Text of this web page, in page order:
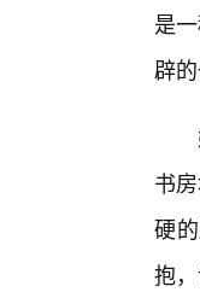
是
辟
书
硬
抱